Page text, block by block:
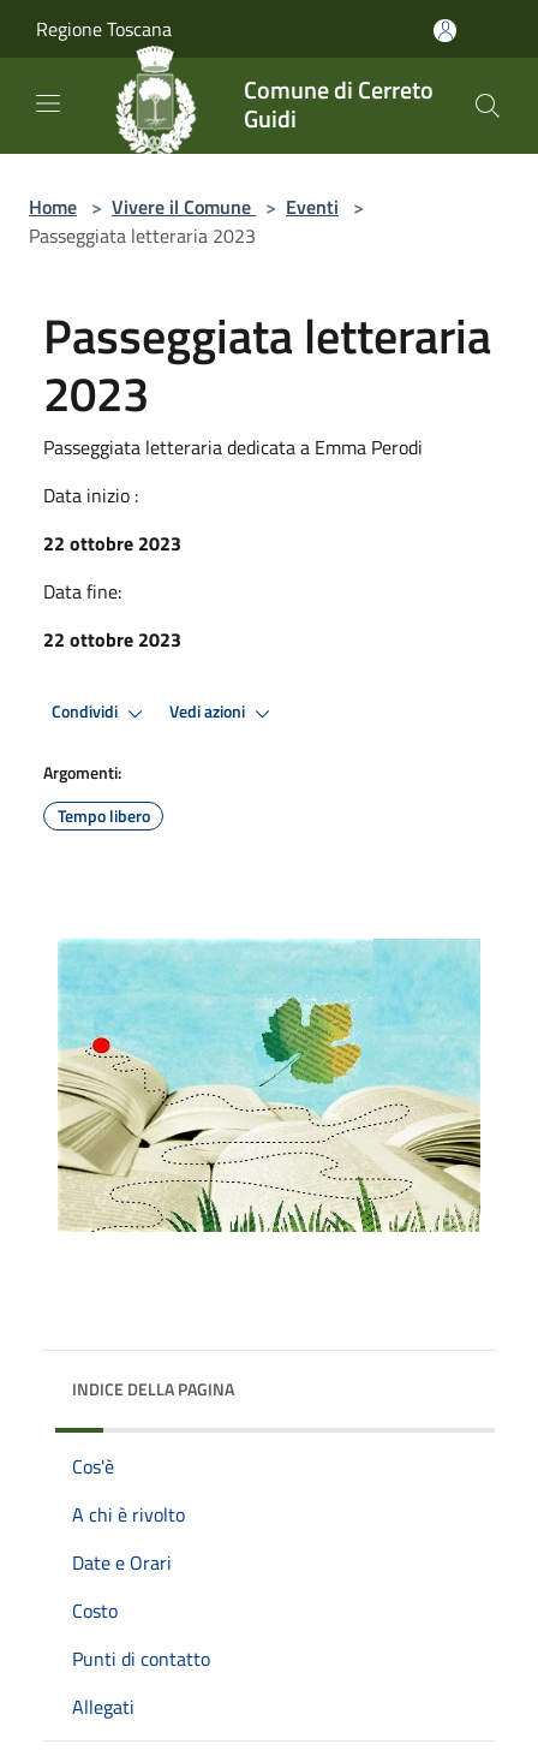
Regione Toscana
Comune di Cerreto
Guidi
Home > Vivere il Comune > Eventi >
Passeggiata letteraria 2023
Passeggiata letteraria
2023
Passeggiata letteraria dedicata a Emma Perodi
Data inizio :
22 ottobre 2023
Data fine:
22 ottobre 2023
Condividi Vedi azioni
Argomenti:
Tempo libero
INDICE DELLA PAGINA
Cos'è
A chi è rivolto
Date e Orari
Costo
Punti di contatto
Allegati